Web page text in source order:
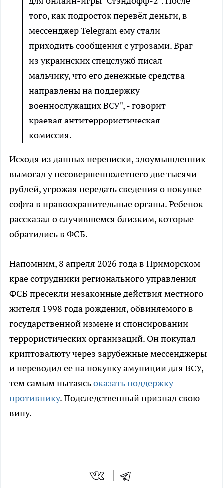
того, как подросток перевёл деньги, в
мессенджер Telegram ему стали
приходить сообщения с угрозами. Враг
из украинских спецслужб писал
мальчику, что его денежные средства
направлены на поддержку
военнослужащих ВСУ", - говорит
краевая антитеррористическая
комиссия.
Исходя из данных переписки, злоумышленник
вымогал у несовершеннолетнего две тысячи
рублей, угрожая передать сведения о покупке
софта в правоохранительные органы. Ребенок
рассказал о случившемся близким, которые
обратились в ФСБ.
Напомним, 8 апреля 2026 года в Приморском
крае сотрудники регионального управления
ФСБ пресекли незаконные действия местного
жителя 1998 года рождения, обвиняемого в
государственной измене и спонсировании
террористических организаций. Он покупал
криптовалюту через зарубежные мессенджеры
и переводил ее на покупку амуниции для ВСУ,
тем самым пытаясьоказать поддержку
противнику. Подследственный признал свою
вину.